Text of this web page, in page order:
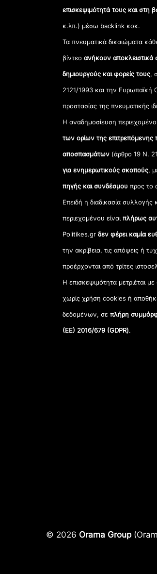
επισκεψιμότητά τους και στη
κ.λπ.) μέσω backlink κοκ.
Τα πνευματικά δικαιώματα
βίντεοανήκουν αποκλειστικά
δημιουργούς και φορείς τους,
2121/1993 και την Ευρωπαϊκή
προστασίας της πνευματικής
Η αναδημοσίευση
των ορίων της επιτρεπόμενης
αποσπασμάτων (άρθρο 19 Ν.
για ενημερωτικούς σκοπούς,
πηγής και συνδέσμου προς το
Επειδή η διαδικασία συλλογής
περιεχομένου είναιπλήρως
Politikes.grδεν φέρει καμία
την ακρίβεια, τις απόψεις ή
προέρχονται από τρίτες
Η επισκεψιμότητα μετριέται με
χωρίς χρήση cookies ή
δεδομένων, σεπλήρη
(ΕΕ) 2016/679 (GDPR).
© 2026 Orama Group